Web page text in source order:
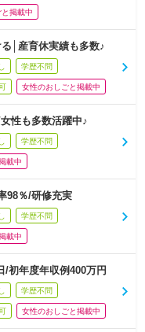
掲載中
│産育休実績も多数♪
学歴不問
女性のおしごと掲載中
性も多数活躍中♪
学歴不問
載中
98％/研修充実
学歴不問
載中
初年度年収例400万円
学歴不問
女性のおしごと掲載中